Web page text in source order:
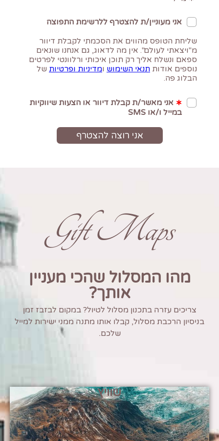
Gift Maps
מהו המסלול שהכי מעניין
אותך?
צריכים עזרה בתכנון מסלול לטיול? במקום לבזבז זמן
בניסיון הרכבת מסלול, קבלו אותו מתנה ממני ישירות למייל
שלכם.
שוויץ